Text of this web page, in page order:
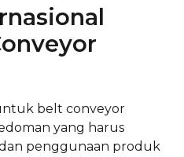
belt conveyor
yang harus
penggunaan produk